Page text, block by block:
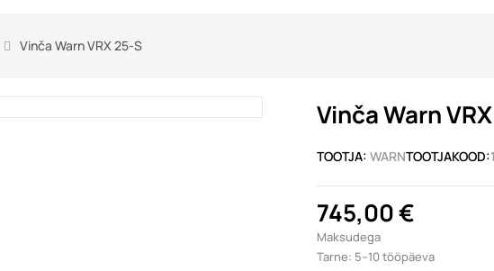
Vinča Warn VRX 25-S
Vinča Warn
TOOTJA: WARNTOOTJAKOOD:
745,00 €
Maksudega
Tarne: 5–10 tööpäeva